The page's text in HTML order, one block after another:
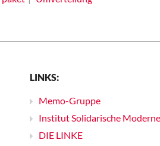
LINKS:
Memo-Gruppe
Institut Solidarische Moderne
DIE LINKE